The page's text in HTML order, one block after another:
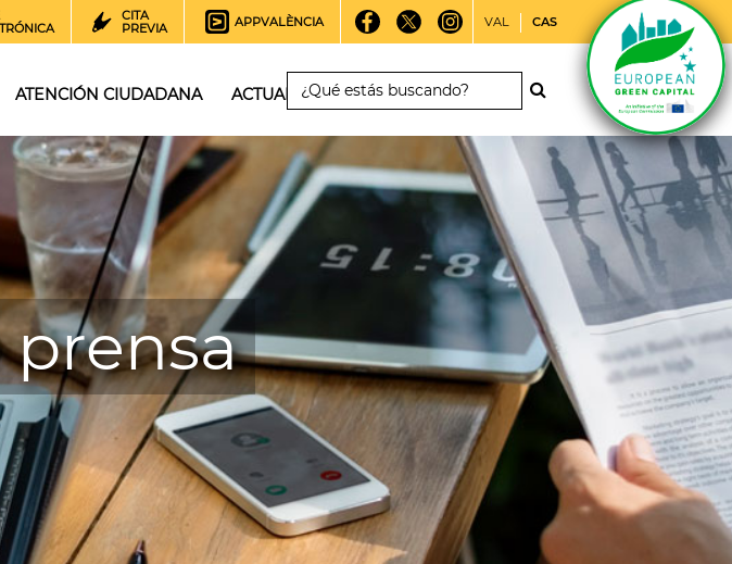
CITA
PREVIA
APPVALÈNCIA VAL CAS
ATENCIÓN CIUDADANA ACTUALIDAD
prensa